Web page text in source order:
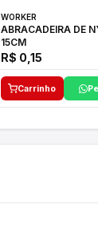
WORKER
ABRACADEIRA DE
15CM
R$ 0,15
Carrinho